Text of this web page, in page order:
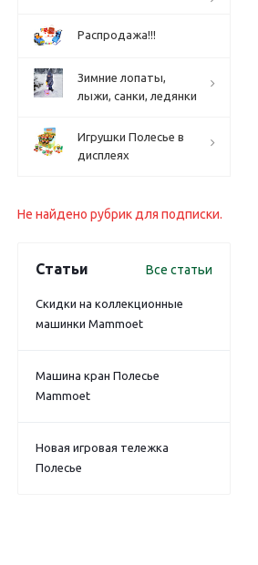
Распродажа!!!
Зимние лопаты,
лыжи, санки, ледянки
Игрушки Полесье в
дисплеях
Не найдено рубрик для подписки.
Статьи Все статьи
Скидки на коллекционные
машинки Mammoet
Машина кран Полесье
Mammoet
Новая игровая тележка
Полесье